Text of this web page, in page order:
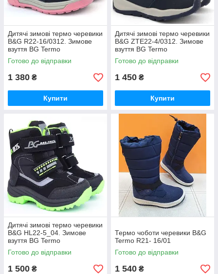
Дитячі зимові термо черевики
B&G R22-16/0312. Зимове
взуття BG Termo
Готово до відправки
1 380 ₴
Купити
Дитячі зимові термо черевики
B&G ZTE22-4/0312. Зимове
взуття BG Termo
Готово до відправки
1 450 ₴
Купити
Дитячі зимові термо черевики
B&G HL22-5_04. Зимове
взуття BG Termo
Готово до відправки
1 500 ₴
Термо чоботи черевики B&G
Termo R21- 16/01
Готово до відправки
1 540 ₴